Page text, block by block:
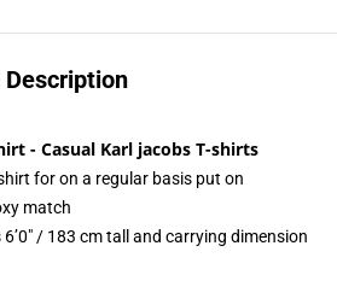
Description
- Casual Karl jacobs T-shirts
for on a regular basis put on
match
/ 183 cm tall and carrying dimension